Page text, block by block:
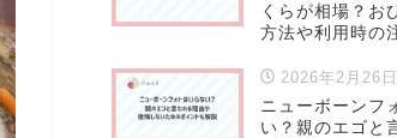
くらが相場？お
方法や利用時の
2026年2月26日
ニューボーンフ
い？親のエゴと